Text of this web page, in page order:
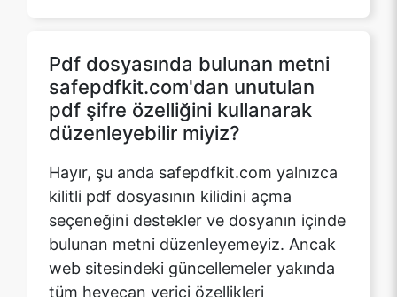
Copy Link
düzenleyebilir miyiz?
Hayır, şu anda safepdfkit.com yalnızca
kilitli pdf dosyasının kilidini açma
seçeneğini destekler ve dosyanın içinde
bulunan metni düzenleyemeyiz. Ancak
web sitesindeki güncellemeler yakında
tüm heyecan verici özellikleri
getirecektir.